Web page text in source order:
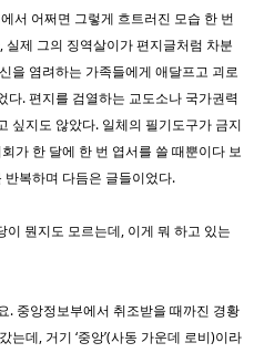
서 어쩌면 그렇게 흐트러진 모습 한 번
실제 그의 징역살이가 편지글처럼 차분
을 염려하는 가족들에게 애달프고 괴로
다. 편지를 검열하는 교도소나 국가권력
싶지도 않았다. 일체의 필기도구가 금지
가 한 달에 한 번 엽서를 쓸 때뿐이다 보
복하며 다듬은 글들이었다.
이 뭔지도 모르는데, 이게 뭐 하고 있는
. 중앙정보부에서 취조받을 때까진 경황
데, 거기 ‘중앙’(사동 가운데 로비)이라